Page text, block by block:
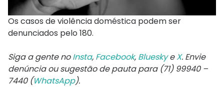
Os casos de violência doméstica podem ser
denunciados pelo 180.
Siga a gente noInsta, Facebook, BlueskyeX. Envie
denúncia ou sugestão de pauta para (71) 99940 –
7440 (WhatsApp).